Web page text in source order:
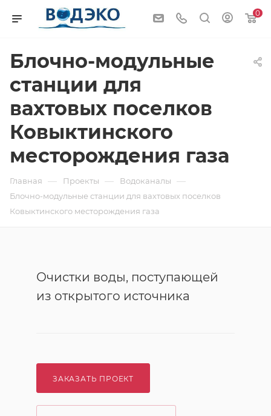
0
Блочно-модульные
станции для
вахтовых поселков
Ковыктинского
месторождения газа
Главная — Проекты — Водоканалы —
Блочно-модульные станции для вахтовых поселков
Ковыктинского месторождения газа
Очистки воды, поступающей
из открытого источника
ЗАКАЗАТЬ ПРОЕКТ